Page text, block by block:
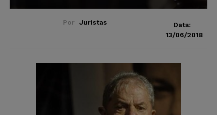
Por Juristas
Data:
13/06/2018